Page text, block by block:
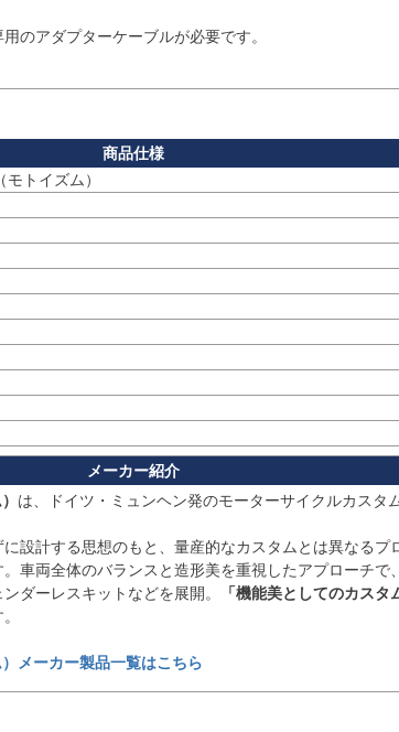
のアダプターケーブルが必要です。
トイズム）
は、ドイツ・ミュンヘン発のモーターサイクルカスタ
設計する思想のもと、量産的なカスタムとは異なるプ
車両全体のバランスと造形美を重視したアプローチで
ダーレスキットなどを展開。
「機能美としてのカスタ
メーカー製品一覧はこちら